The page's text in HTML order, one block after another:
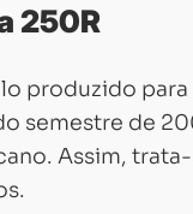
250R
produzido
semestre de
Assim,